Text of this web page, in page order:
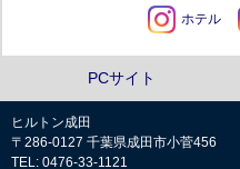
ホテル
PCサイト
ヒルトン成田
〒286-0127 千葉県成田市小菅456
TEL: 0476-33-1121